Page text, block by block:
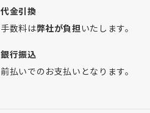
代金引換
手数料は弊社が負担いたします。
銀行振込
前払いでのお支払いとなります。